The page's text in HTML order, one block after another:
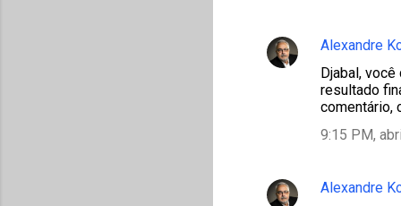
Alexandre
Djabal,
resultado
comentário,
9:15 PM,
Alexandre